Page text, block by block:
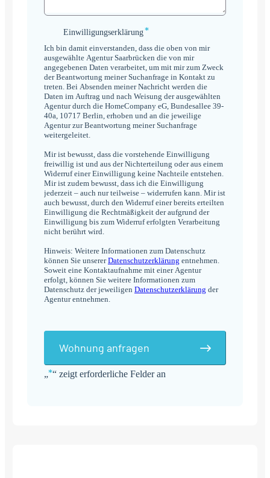
„*“ zeigt erforderliche Felder an
Einwilligungserklärung
Einwilligungserklärung*
Ich bin damit einverstanden, dass die oben von mir
ausgewählte Agentur Saarbrücken die von mir
angegebenen Daten verarbeitet, um mit mir zum Zweck
der Beantwortung meiner Suchanfrage in Kontakt zu
treten. Bei Absenden meiner Nachricht werden die
Daten im Auftrag und nach Weisung der ausgewählten
Agentur durch die HomeCompany eG, Bundesallee 39-
40a, 10717 Berlin, erhoben und an die jeweilige
Agentur zur Beantwortung meiner Suchanfrage
weitergeleitet.
Mir ist bewusst, dass die vorstehende Einwilligung
freiwillig ist und aus der Nichterteilung oder aus einem
Widerruf einer Einwilligung keine Nachteile entstehen.
Mir ist zudem bewusst, dass ich die Einwilligung
jederzeit – auch nur teilweise – widerrufen kann. Mir ist
auch bewusst, durch den Widerruf einer bereits erteilten
Einwilligung die Rechtmäßigkeit der aufgrund der
Einwilligung bis zum Widerruf erfolgten Verarbeitung
nicht berührt wird.
Hinweis: Weitere Informationen zum Datenschutz
können Sie unsererDatenschutzerklärung entnehmen.
Soweit eine Kontaktaufnahme mit einer Agentur
erfolgt, können Sie weitere Informationen zum
Datenschutz der jeweiligen Datenschutzerklärung der
Agentur entnehmen.
Wohnung anfragen